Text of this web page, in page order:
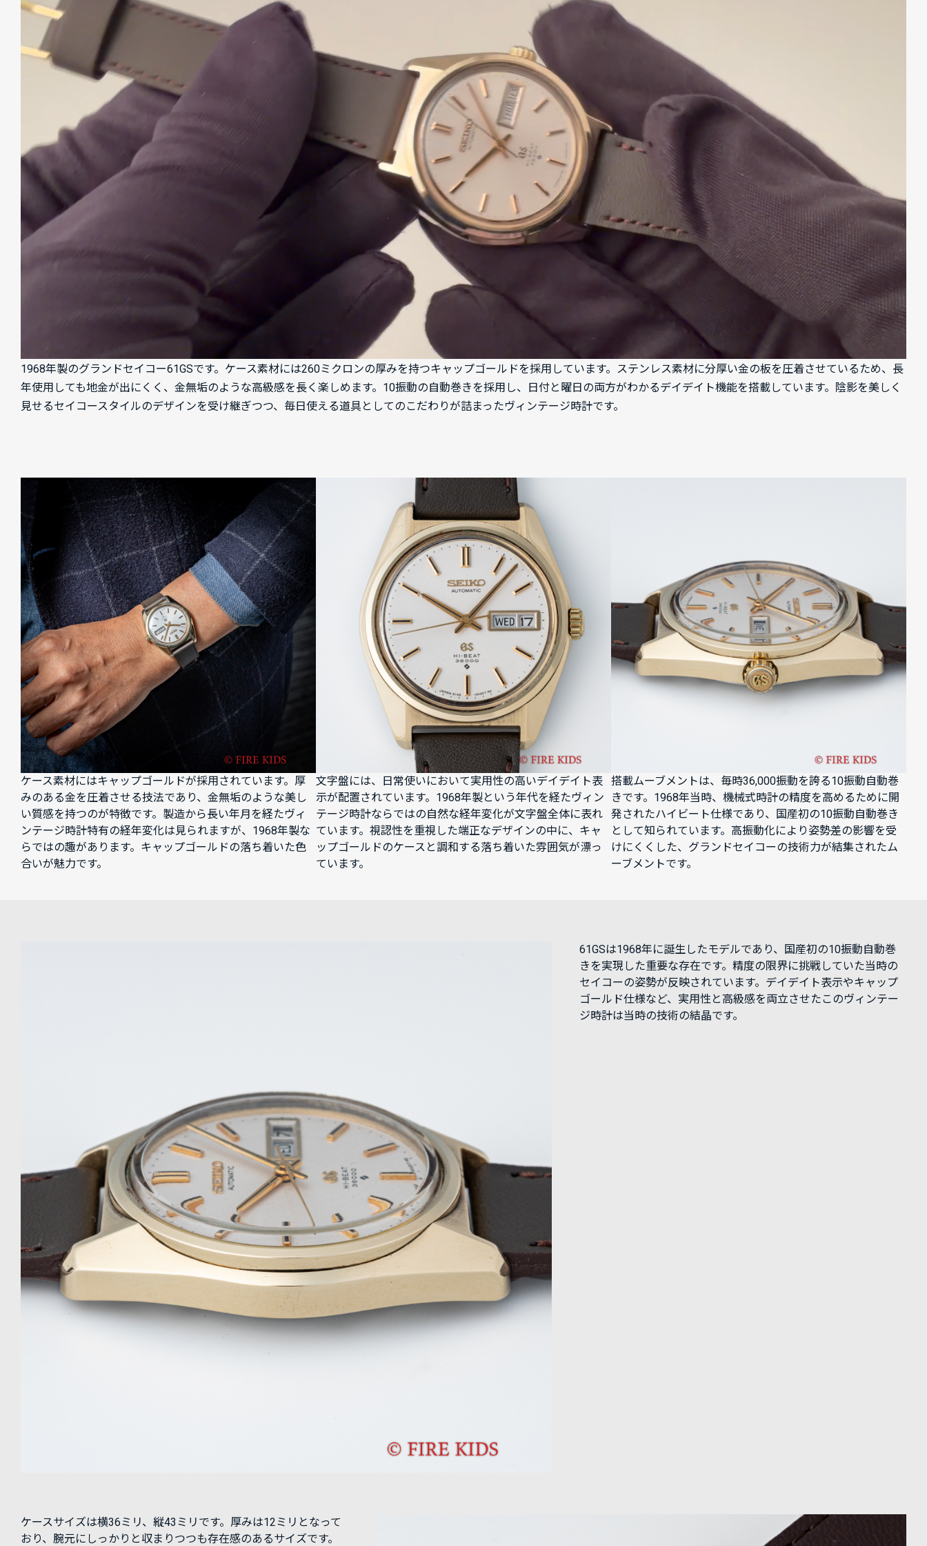
1968年製のグランドセイコー61GSです。ケース素材には260ミクロンの厚みを持つキャップゴールドを採用しています。ステンレス素材に分厚い金の板を圧着させているため、長
年使用しても地金が出にくく、金無垢のような高級感を長く楽しめます。10振動の自動巻きを採用し、日付と曜日の両方がわかるデイデイト機能を搭載しています。陰影を美しく
見せるセイコースタイルのデザインを受け継ぎつつ、毎日使える道具としてのこだわりが詰まったヴィンテージ時計です。
ケース素材にはキャップゴールドが採用されています。厚
みのある金を圧着させる技法であり、金無垢のような美し
い質感を持つのが特徴です。製造から長い年月を経たヴィ
ンテージ時計特有の経年変化は見られますが、1968年製な
らではの趣があります。キャップゴールドの落ち着いた色
合いが魅力です。
文字盤には、日常使いにおいて実用性の高いデイデイト表
示が配置されています。1968年製という年代を経たヴィン
テージ時計ならではの自然な経年変化が文字盤全体に表れ
ています。視認性を重視した端正なデザインの中に、キャ
ップゴールドのケースと調和する落ち着いた雰囲気が漂っ
ています。
搭載ムーブメントは、毎時36,000振動を誇る10振動自動巻
きです。1968年当時、機械式時計の精度を高めるために開
発されたハイビート仕様であり、国産初の10振動自動巻き
として知られています。高振動化により姿勢差の影響を受
けにくくした、グランドセイコーの技術力が結集されたム
ーブメントです。
61GSは1968年に誕生したモデルであり、国産初の10振動自動巻
きを実現した重要な存在です。精度の限界に挑戦していた当時の
セイコーの姿勢が反映されています。デイデイト表示やキャップ
ゴールド仕様など、実用性と高級感を両立させたこのヴィンテー
ジ時計は当時の技術の結晶です。
ケースサイズは横36ミリ、縦43ミリです。厚みは12ミリとなって
おり、腕元にしっかりと収まりつつも存在感のあるサイズです。